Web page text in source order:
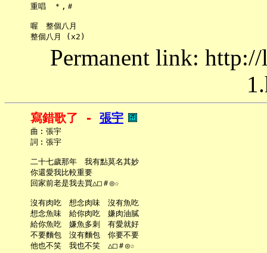
     重唱　＊,＃
     喔　整個八月
Permanent link:
寫錯歌了 - 張宇
     曲︰張宇
     詞︰張宇
     二十七歲那年　我有點莫名其妙
     你還愛我比較重要
     回家前老是我去買△□＃◎☆
     沒有肉吃　想念肉味　沒有魚吃
     想念魚味　給你肉吃　嫌肉油膩
     給你魚吃　嫌魚多刺　有愛就好
     不要麵包　沒有麵包　你要不要
     他也不笑　我也不笑　△□＃◎☆